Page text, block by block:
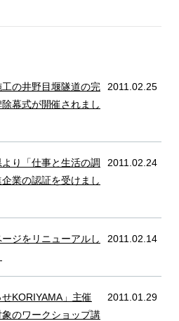
の井野目堰隧道の完
幕式が開催されまし
2011.02.25
り「仕事と生活の調
業の認証を受けまし
2011.02.24
ジをリニューアルし
2011.02.14
せKORIYAMA」主催
のワークショップ講
2011.01.29